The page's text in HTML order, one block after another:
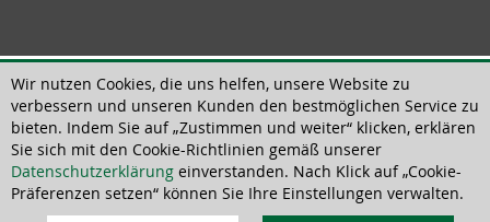
© 2018 - 2026 | All rights reserved | ThoMar OHG, Basedower Weg 10, D-
21483 Lütau, +49(0)4153 55900-0,info@thomar.de
Wir nutzen Cookies, die uns helfen, unsere Website zu
verbessern und unseren Kunden den bestmöglichen Service zu
bieten. Indem Sie auf „Zustimmen und weiter“ klicken, erklären
Sie sich mit den Cookie-Richtlinien gemäß unserer
Datenschutzerklärung einverstanden. Nach Klick auf „Cookie-
Präferenzen setzen“ können Sie Ihre Einstellungen verwalten.